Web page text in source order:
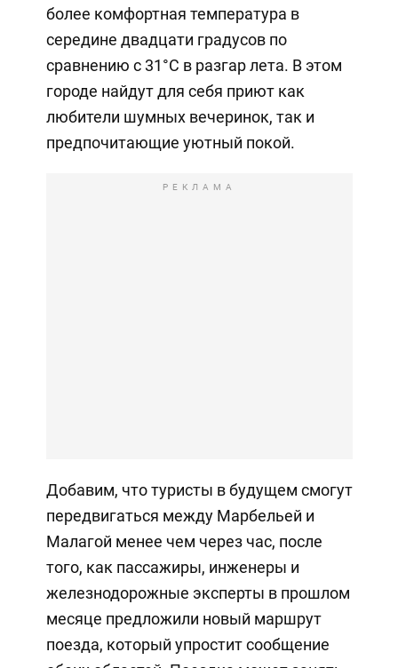
более комфортная температура в
середине двадцати градусов по
сравнению с 31°C в разгар лета. В этом
городе найдут для себя приют как
любители шумных вечеринок, так и
предпочитающие уютный покой.
РЕКЛАМА
Добавим, что туристы в будущем смогут
передвигаться между Марбельей и
Малагой менее чем через час, после
того, как пассажиры, инженеры и
железнодорожные эксперты в прошлом
месяце предложили новый маршрут
поезда, который упростит сообщение